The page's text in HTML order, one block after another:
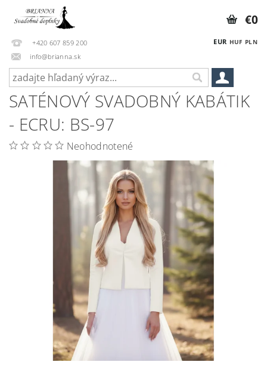
+420 607 859 200
info@brianna.sk
EUR HUF PLN
€0
SATÉNOVÝ SVADOBNÝ KABÁTIK
- ECRU: BS-97
Neohodnotené